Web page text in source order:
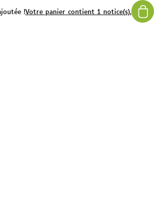
!Votre panier contient 1 notice(s).